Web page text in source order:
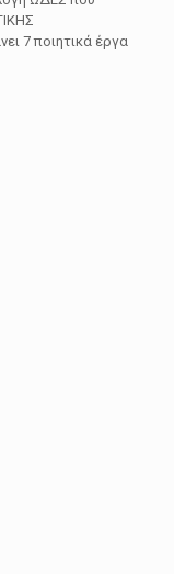
7 ποιητικά έργα